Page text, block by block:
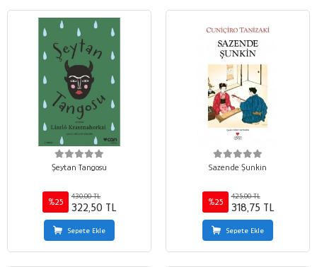
Şeytan Tangosu
%25
430,00 TL
322,50 TL
Sepete Ekle
Sazende Şunkin
%25
425,00 TL
318,75 TL
Sepete Ekle